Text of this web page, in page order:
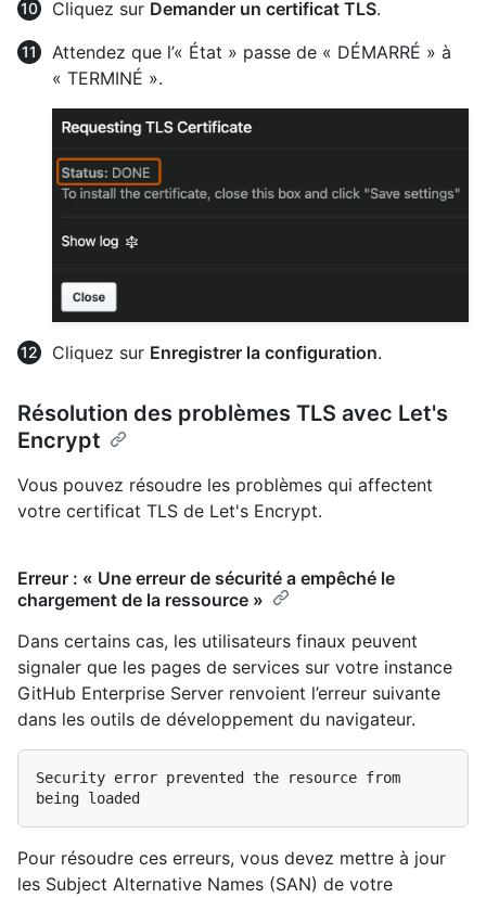
Cliquez sur Demander un certificat TLS.
Attendez que l’« État » passe de « DÉMARRÉ » à
« TERMINÉ ».
Cliquez sur Enregistrer la configuration.
Résolution des problèmes TLS avec Let's
Encrypt
Vous pouvez résoudre les problèmes qui affectent
votre certificat TLS de Let's Encrypt.
Erreur : « Une erreur de sécurité a empêché le
chargement de la ressource »
Dans certains cas, les utilisateurs finaux peuvent
signaler que les pages de services sur votre instance
GitHub Enterprise Server renvoient l’erreur suivante
dans les outils de développement du navigateur.
Security error prevented the resource from
Pour résoudre ces erreurs, vous devez mettre à jour
les Subject Alternative Names (SAN) de votre